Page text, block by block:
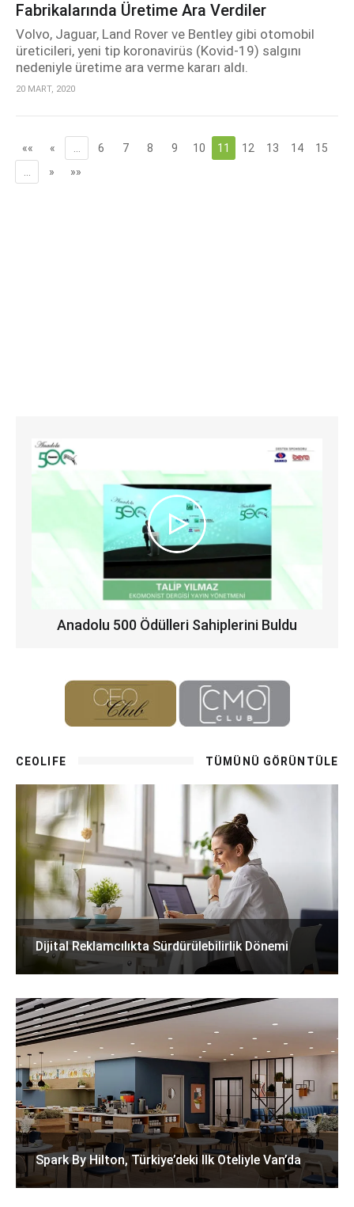
Fabrikalarında Üretime Ara Verdiler
Volvo, Jaguar, Land Rover ve Bentley gibi otomobil
üreticileri, yeni tip koronavirüs (Kovid-19) salgını
nedeniyle üretime ara verme kararı aldı.
20 MART, 2020
«« « 6 7 8 9 10 11 12 13 14
15
» »»
Anadolu 500 Ödülleri Sahiplerini Buldu
CEOLIFE TÜMÜNÜ GÖRÜNTÜLE
Dijital Reklamcılıkta Sürdürülebilirlik Dönemi
Spark By Hilton, Türkiye’deki Ilk Oteliyle Van’da